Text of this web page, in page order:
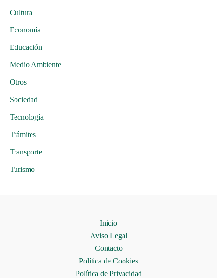
Cultura
Economía
Educación
Medio Ambiente
Otros
Sociedad
Tecnología
Trámites
Transporte
Turismo
Inicio
Aviso Legal
Contacto
Política de Cookies
Política de Privacidad